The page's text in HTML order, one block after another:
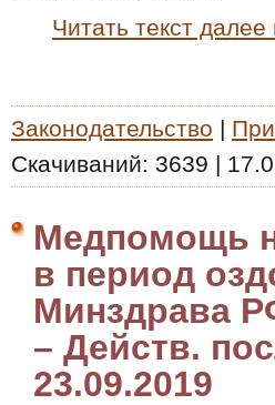
Читать текст
Законодательство |
Скачиваний: 3639 |
Медпомощь
в период
Минздрава
– Действ.
23.09.2019